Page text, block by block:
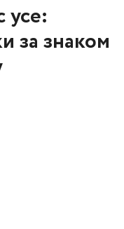
усе:
за знаком